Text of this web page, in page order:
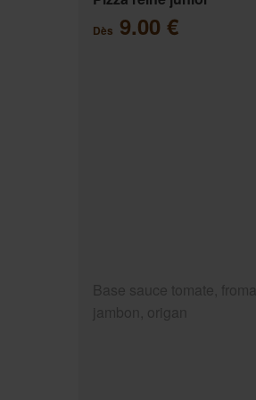
Dès 9.00 €